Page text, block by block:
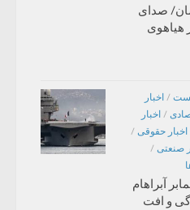
صدای
هیاهوی
/ اخبار
/ اخبار
اخبار حقوقی /
صنعتی /
آبراهام
و افت